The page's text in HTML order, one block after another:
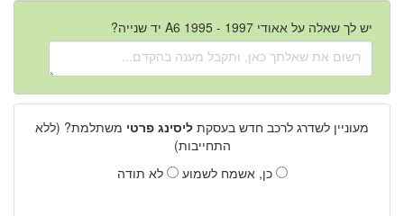
יש לך שאלה על אאודי A6 1995 - 1997 יד שנייה?
מעוניין לשדרג לרכב חדש בעסקת ליסינג פרטי משתלמת? (ללא
התחייבות)
כן, אשמח לשמוע
לא תודה